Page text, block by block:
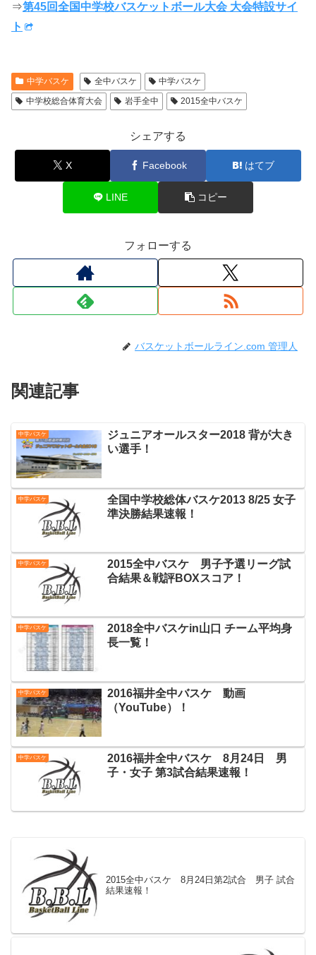
⇒第45回全国中学校バスケットボール大会 大会特設サイ
ト
中学バスケ 全中バスケ
中学バスケ
中学校総合体育大会
岩手全中 2015全中バスケ
シェアする
X Facebook はてブ
LINE コピー
フォローする
バスケットボールライン.com 管理人
関連記事
中学バスケ
ジュニアオールスター2018 背が大き
い選手！
中学バスケ
全国中学校総体バスケ2013 8/25 女子
準決勝結果速報！
中学バスケ
2015全中バスケ 男子予選リーグ試
合結果＆戦評BOXスコア！
中学バスケ
2018全中バスケin山口 チーム平均身
長一覧！
中学バスケ
2016福井全中バスケ 動画
（YouTube）！
中学バスケ
2016福井全中バスケ 8月24日 男
子・女子 第3試合結果速報！
2015全中バスケ 8月24日第2試合 男子 試合
結果速報！